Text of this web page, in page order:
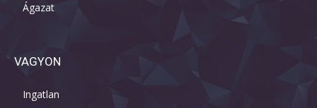
Ágazat
VAGYON
Ingatlan